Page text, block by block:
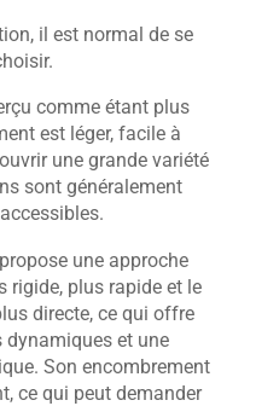
il est normal de se
comme étant plus
est léger, facile à
une grande variété
sont généralement
une approche
rigide, plus rapide et le
directe, ce qui offre
dynamiques et une
Son encombrement
ce qui peut demander